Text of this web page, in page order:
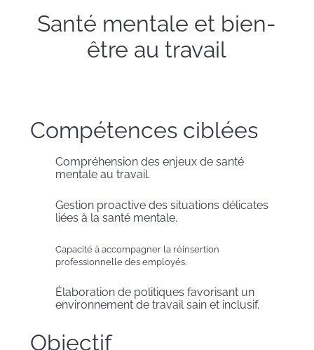
Santé mentale et bien-
être au travail
Compétences ciblées
Compréhension des enjeux de santé
mentale au travail.
Gestion proactive des situations délicates
liées à la santé mentale.
Capacité à accompagner la réinsertion
professionnelle des employés.
Élaboration de politiques favorisant un
environnement de travail sain et inclusif.
Objectif